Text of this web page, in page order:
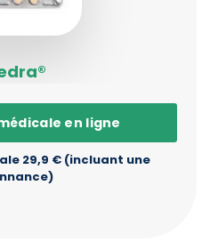
en ligne
29,9 € (incluant une